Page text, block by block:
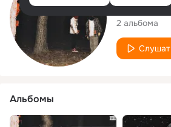
Static
2 альбома
Альбомы